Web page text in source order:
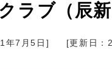
ラブ（辰新
年7月5日 ] [更新日：